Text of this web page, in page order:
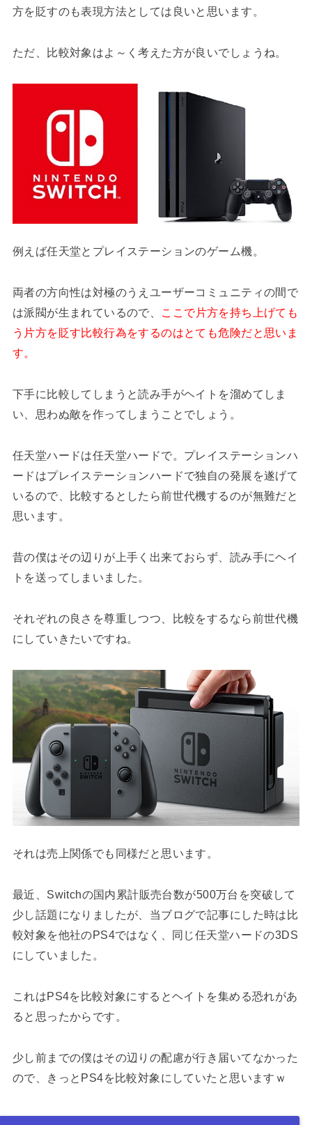
方を貶すのも表現方法としては良いと思います。
ただ、比較対象はよ～く考えた方が良いでしょうね。
例えば任天堂とプレイステーションのゲーム機。
両者の方向性は対極のうえユーザーコミュニティの間で
は派閥が生まれているので、 ここで片方を持ち上げても
う片方を貶す比較行為をするのはとても危険だと思いま
す。
下手に比較してしまうと読み手がヘイトを溜めてしま
い、思わぬ敵を作ってしまうことでしょう。
任天堂ハードは任天堂ハードで。プレイステーションハ
ードはプレイステーションハードで独自の発展を遂げて
いるので、比較するとしたら前世代機するのが無難だと
思います。
昔の僕はその辺りが上手く出来ておらず、読み手にヘイ
トを送ってしまいました。
それぞれの良さを尊重しつつ、比較をするなら前世代機
にしていきたいですね。
それは売上関係でも同様だと思います。
最近、Switchの国内累計販売台数が500万台を突破して
少し話題になりましたが、当ブログで記事にした時は比
較対象を他社のPS4ではなく、同じ任天堂ハードの3DS
にしていました。
これはPS4を比較対象にするとヘイトを集める恐れがあ
ると思ったからです。
少し前までの僕はその辺りの配慮が行き届いてなかった
ので、きっとPS4を比較対象にしていたと思いますｗ